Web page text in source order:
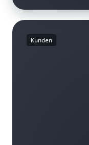
Kunden